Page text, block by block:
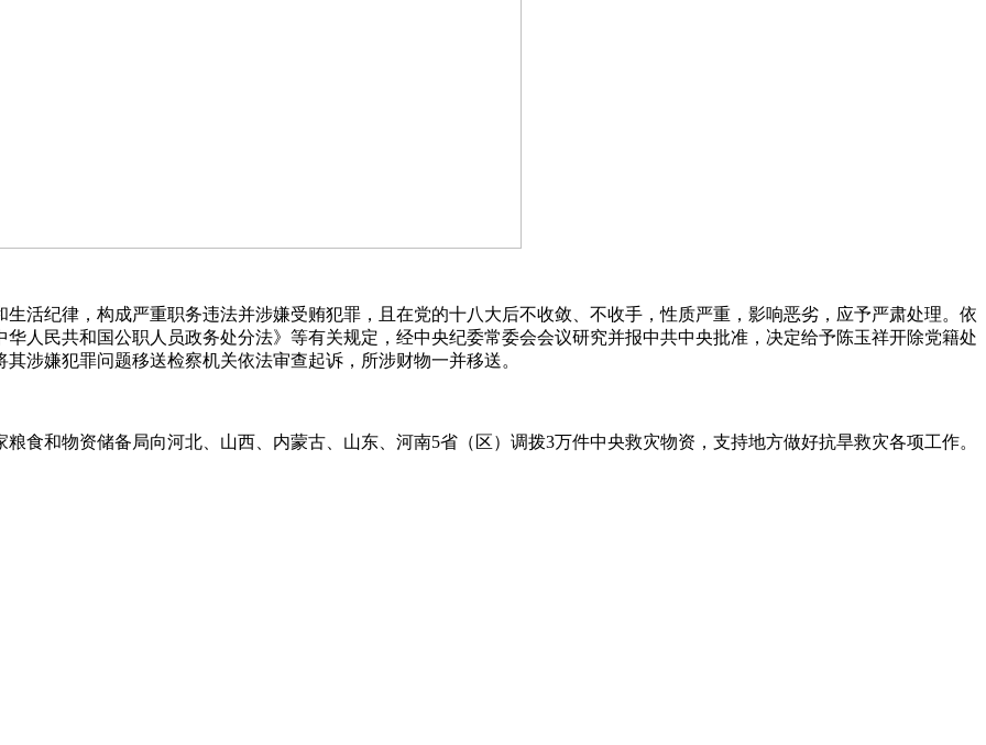
律，构成严重职务违法并涉嫌受贿犯罪，且在党的十八大后不收敛、不收手，性质严重，影响恶劣，应予严肃处理。依
人民共和国公职人员政务处分法》等有关规定，经中央纪委常委会会议研究并报中共中央批准，决定给予陈玉祥开除党籍处
涉嫌犯罪问题移送检察机关依法审查起诉，所涉财物一并移送。
物资储备局向河北、山西、内蒙古、山东、河南5省（区）调拨3万件中央救灾物资，支持地方做好抗旱救灾各项工作。